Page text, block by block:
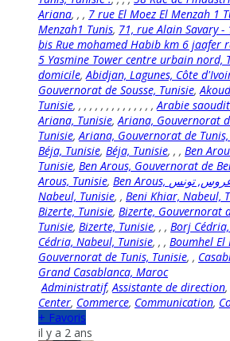
Ariana, , , 7 rue El Moez El Menzah 1
Menzah1 Tunis, 71, rue Alain Savary -
bis Rue mohamed Habib km 6 jaafer
5 Yasmine Tower centre urbain nord,
domicile, Abidjan, Lagunes, Côte
Gouvernorat de Sousse, Tunisie,
Tunisie, , , , , , , , , , , , , , , Arabie
Ariana, Tunisie, Ariana, Gouvernorat
Tunisie, Ariana, Gouvernorat de
Béja, Tunisie, Béja, Tunisie, , , Ben
Tunisie, Ben Arous, Gouvernorat de
Arous, Tunisie,
Nabeul, Tunisie, , Beni Khiar, Nabeul,
Bizerte, Tunisie, Bizerte, Gouvernorat
Tunisie, Bizerte, Tunisie, , , Borj
Cédria, Nabeul, Tunisie, , , Boumhel El
Gouvernorat de Tunis, Tunisie, ,
Grand Casablanca, Maroc
Administratif, Assistante de direction,
Center, Commerce, Communication,
+ Favoris
il y a 2 ans